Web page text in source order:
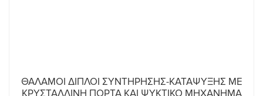
ΘΑΛΑΜΟΙ ΔΙΠΛΟΙ ΣΥΝΤΗΡΗΣΗΣ-ΚΑΤΑΨΥΞΗΣ ΜΕ
ΚΡΥΣΤΑΛΛΙΝΗ ΠΟΡΤΑ ΚΑΙ ΨΥΚΤΙΚΟ ΜΗΧΑΝΗΜΑ